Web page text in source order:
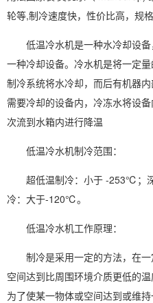
轮等,制冷速度快，性价比高，规
低温冷水机是一种水冷却设
一种冷却设备。冷水机是将一定
制冷系统将水冷却，而后有机器
需要冷却的设备内，冷冻水将设
次流到水箱内进行降温
低温冷水机制冷范围：
超低温制冷：小于 -253℃；
冷：大于-120℃。
低温冷水机工作原理：
制冷是采用一定的方法，在
空间达到比周围环境介质更低的
为了使某一物体或空间达到或维